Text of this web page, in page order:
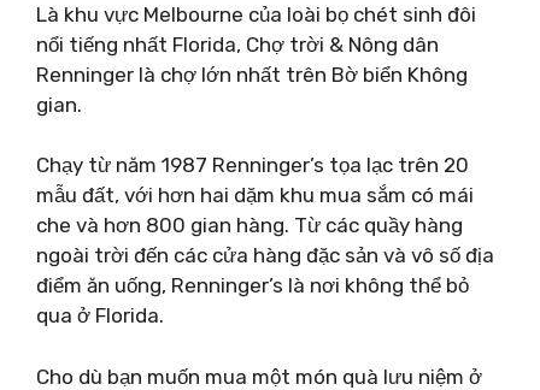
Là khu vực Melbourne của loài bọ chét sinh đôi
nổi tiếng nhất Florida, Chợ trời & Nông dân
Renninger là chợ lớn nhất trên Bờ biển Không
gian.
Chạy từ năm 1987 Renninger’s tọa lạc trên 20
mẫu đất, với hơn hai dặm khu mua sắm có mái
che và hơn 800 gian hàng. Từ các quầy hàng
ngoài trời đến các cửa hàng đặc sản và vô số địa
điểm ăn uống, Renninger’s là nơi không thể bỏ
qua ở Florida.
Cho dù bạn muốn mua một món quà lưu niệm ở